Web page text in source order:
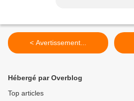
< Avertissement...
Hébergé par Overblog
Top articles